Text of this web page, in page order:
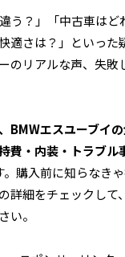
う？」「中古車はど
適さは？」といっ
のリアルな声、失敗
BMWエスユーブイ
費・内装・トラブル
。購入前に知らなき
詳細をチェックして
い。